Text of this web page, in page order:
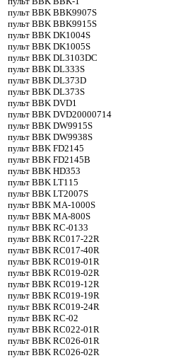
пульт BBK BBK9907S
пульт BBK BBK9915S
пульт BBK DK1004S
пульт BBK DK1005S
пульт BBK DL3103DC
пульт BBK DL333S
пульт BBK DL373D
пульт BBK DL373S
пульт BBK DVD1
пульт BBK DVD20000714
пульт BBK DW9915S
пульт BBK DW9938S
пульт BBK FD2145
пульт BBK FD2145B
пульт BBK HD353
пульт BBK LT115
пульт BBK LT2007S
пульт BBK MA-1000S
пульт BBK MA-800S
пульт BBK RC-0133
пульт BBK RC017-22R
пульт BBK RC017-40R
пульт BBK RC019-01R
пульт BBK RC019-02R
пульт BBK RC019-12R
пульт BBK RC019-19R
пульт BBK RC019-24R
пульт BBK RC-02
пульт BBK RC022-01R
пульт BBK RC026-01R
пульт BBK RC026-02R